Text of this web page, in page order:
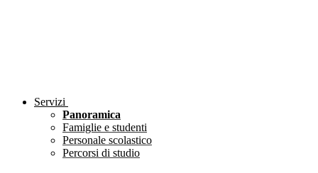
Servizi
Panoramica
Famiglie e studenti
Personale scolastico
Percorsi di studio